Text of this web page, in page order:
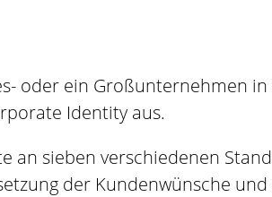
oder ein Großunternehmen
Identity aus.
an sieben verschiedenen
der Kundenwünsche